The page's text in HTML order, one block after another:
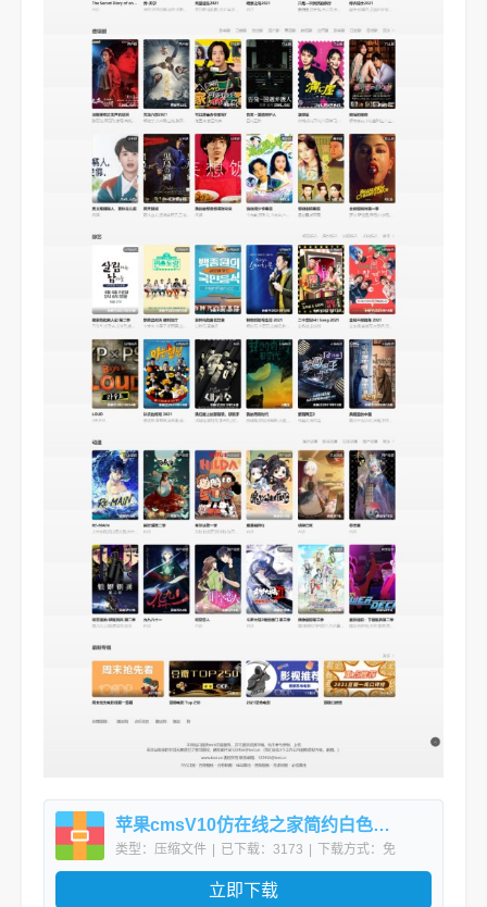
苹果cmsV10仿在线之家简约白色风格自适应模板
类型：压缩文件 | 已下载：3173 | 下载方式：免
费下载
立即下载